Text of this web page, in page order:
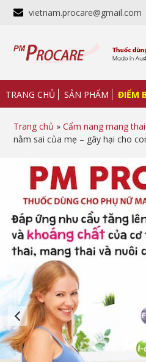
vietnam.procare@gmail.com
TRANG CHỦ SẢN PHẨM ĐIỂM
Trang chủ »Cẩm nang mang thai
nằm sai của mẹ – gây hại cho